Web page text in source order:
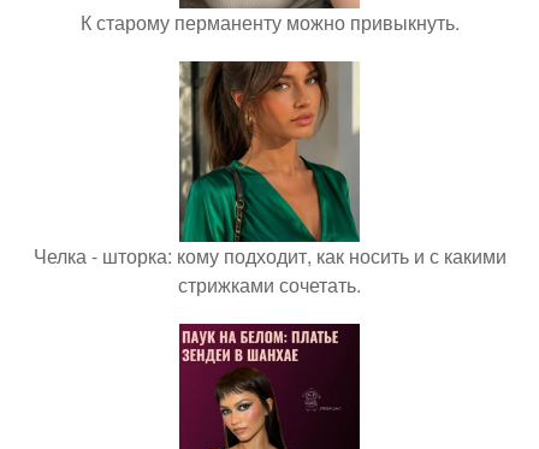
К старому перманенту можно привыкнуть.
Челка - шторка: кому подходит, как носить и с какими
стрижками сочетать.